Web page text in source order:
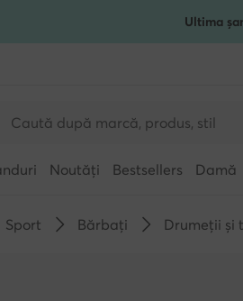
PRINCIPAL Ultima
Noutăți Bestsellers Damă
Sport Bărbați Drumeții și